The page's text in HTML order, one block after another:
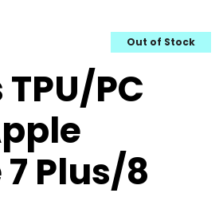
Out of Stock
PC
Plus/8